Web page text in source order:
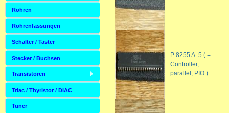
P 8255 A -5 ( =
Controller,
parallel, PIO )
Röhren
Röhrenfassungen
Schalter / Taster
Stecker / Buchsen
Transistoren
Triac / Thyristor / DIAC
Tuner